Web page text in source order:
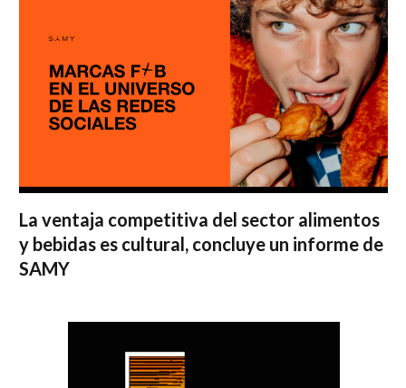
La ventaja competitiva del sector alimentos
y bebidas es cultural, concluye un informe de
SAMY